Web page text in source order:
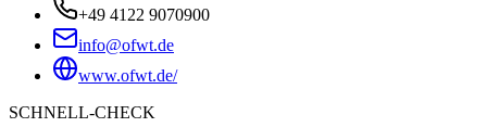
+49 4122 9070900
info@ofwt.de
www.ofwt.de/
SCHNELL-CHECK